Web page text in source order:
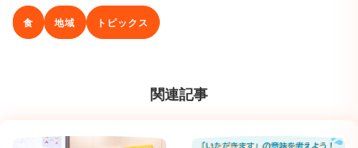
食 地域 トピックス
関連記事